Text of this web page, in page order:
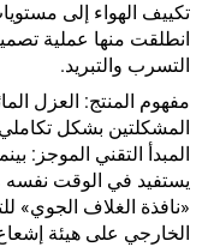
تكييف الهواء إلى
انطلقت منها عملية
التسرب والتبريد.
مفهوم المنتج: العزل
المشكلتين بشكل
المبدأ التقني الموجز:
يستفيد في الوقت
«نافذة الغلاف الجوي»
الخارجي على هيئة